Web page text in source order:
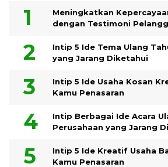
Meningkatkan
dengan Testimoni
Intip 5 Ide Tema Ulang
yang Jarang Diketahui
Intip 5 Ide Usaha Kosan
Kamu Penasaran
Intip Berbagai Ide Acara
Perusahaan yang Jarang
Intip 5 Ide Kreatif Usaha
Kamu Penasaran